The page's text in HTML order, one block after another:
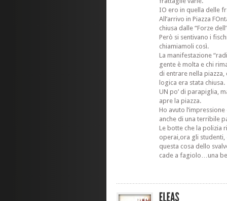
IO ero in quella delle
All’arrivo in Piazza
chiusa dalle “Forze
Però si sentivano i
chiamiamoli così.
La manifestazione
gente è molta e chi
di entrare nella
logica era stata chiusa.
UN po’ di parapiglia,
apre la piazza.
Ho avuto
anche di una terribile
Le botte che la polizia
operai,ora gli studenti,
questa cosa dello
cade a fagiolo…una